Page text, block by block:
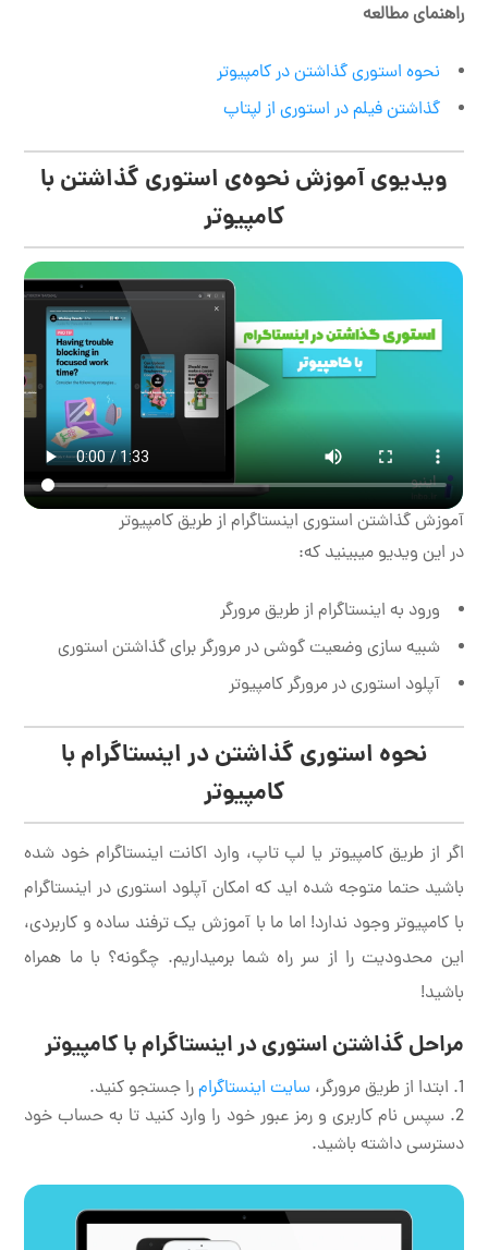
راهنمای مطالعه
نحوه استوری گذاشتن در کامپیوتر
گذاشتن فیلم در استوری از لپتاپ
ویدیوی آموزش نحوه‌ی استوری گذاشتن با
کامپیوتر
آموزش گذاشتن استوری اینستاگرام از طریق کامپیوتر
در این ویدیو میبینید که:
ورود به اینستاگرام از طریق مرورگر
شبیه سازی وضعیت گوشی در مرورگر برای گذاشتن استوری
آپلود استوری در مرورگر کامپیوتر
نحوه استوری گذاشتن در اینستاگرام با
کامپیوتر
اگر از طریق کامپیوتر یا لپ تاپ، وارد اکانت اینستاگرام خود شده
باشید حتما متوجه شده اید که امکان آپلود استوری در اینستاگرام
با کامپیوتر وجود ندارد! اما ما با آموزش یک ترفند ساده و کاربردی،
این محدودیت را از سر راه شما برمیداریم. چگونه؟ با ما همراه
باشید!
مراحل گذاشتن استوری در اینستاگرام با کامپیوتر
ابتدا از طریق مرورگر،سایت اینستاگرامرا جستجو کنید.
سپس نام کاربری و رمز عبور خود را وارد کنید تا به حساب خود
دسترسی داشته باشید.